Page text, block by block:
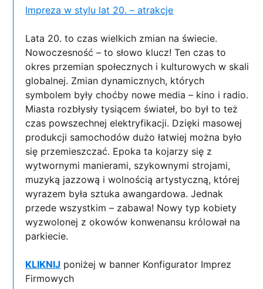
Impreza w stylu lat 20. – atrakcje
Lata 20. to czas wielkich zmian na świecie.
Nowoczesność – to słowo klucz! Ten czas to
okres przemian społecznych i kulturowych w skali
globalnej. Zmian dynamicznych, których
symbolem były choćby nowe media – kino i radio.
Miasta rozbłysły tysiącem świateł, bo był to też
czas powszechnej elektryfikacji. Dzięki masowej
produkcji samochodów dużo łatwiej można było
się przemieszczać. Epoka ta kojarzy się z
wytwornymi manierami, szykownymi strojami,
muzyką jazzową i wolnością artystyczną, której
wyrazem była sztuka awangardowa. Jednak
przede wszystkim – zabawa! Nowy typ kobiety
wyzwolonej z okowów konwenansu królował na
parkiecie.
KLIKNIJ poniżej w banner Konfigurator Imprez
Firmowych